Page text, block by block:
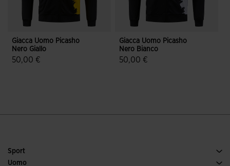
Giacca Uomo Picasho
Nero Giallo
50,00 €
Giacca Uomo Picasho
Nero Bianco
50,00 €
Sport
Tennis
Uomo